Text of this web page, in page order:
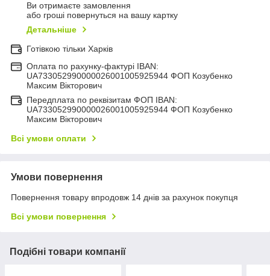
Ви отримаєте замовлення
або гроші повернуться на вашу картку
Детальніше
Готівкою тільки Харків
Оплата по рахунку-фактурі IBAN:
UA733052990000026001005925944 ФОП Козубенко
Максим Вікторович
Передплата по реквізитам ФОП IBAN:
UA733052990000026001005925944 ФОП Козубенко
Максим Вікторович
Всі умови оплати
Умови повернення
Повернення товару впродовж 14 днів за рахунок покупця
Всі умови повернення
Подібні товари компанії